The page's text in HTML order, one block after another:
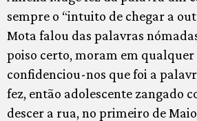
sempre o “intuito de chegar a
Mota falou das palavras
poiso certo, moram em qualquer
confidenciou-nos que foi a
fez, então adolescente zangado
descer a rua, no primeiro de Maio